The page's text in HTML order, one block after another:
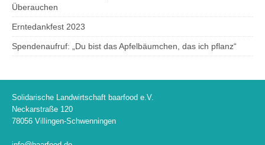
Überauchen
Erntedankfest 2023
Spendenaufruf: „Du bist das Apfelbäumchen, das ich pflanz“
Solidarische Landwirtschaft baarfood e.V.
Neckarstraße 120
78056 Villingen-Schwenningen